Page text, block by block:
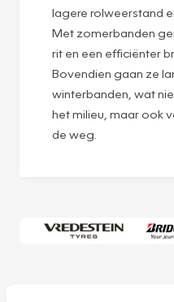
lagere rolweerstand
Met zomerbanden
rit en een efficiënter
Bovendien gaan ze
winterbanden, wat
het milieu, maar ook
de weg.